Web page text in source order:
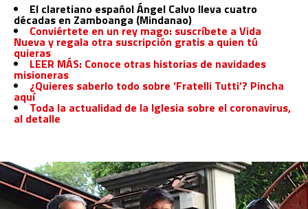
El claretiano español Ángel Calvo lleva cuatro
décadas en Zamboanga (Mindanao)
Conviértete en un rey mago: suscríbete a Vida
Nueva y regala otra suscripción gratis a quien tú
quieras
LEER MÁS: Conoce otras historias de navidades
misioneras
¿Quieres saberlo todo sobre ‘Fratelli Tutti’? Pincha
aquí
Toda la actualidad de la Iglesia sobre el coronavirus,
al detalle